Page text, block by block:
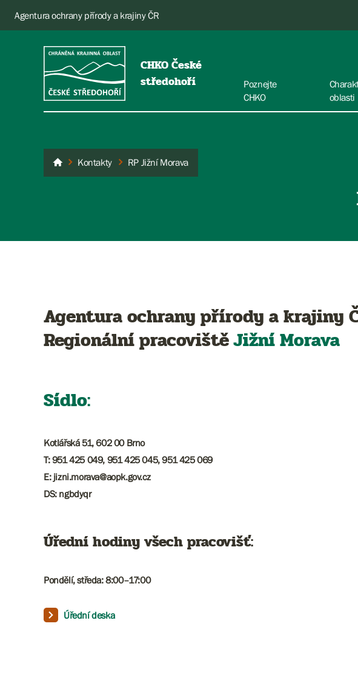
Agentura ochrany přírody a krajiny ČR
CHKO České
středohoří
Poznejte
CHKO
oblasti
České středohoří
Kontakty RP Jižní Morava
Agentura ochrany přírody a krajiny
Regionální pracovištěJižní Morava
Sídlo:
Kotlářská 51, 602 00 Brno
T: 951 425 049, 951 425 045, 951 425 069
​​​E: jizni.morava@aopk.gov.cz
DS: ngbdyqr
Úřední hodiny všech pracovišť:
Pondělí, středa: 8:00–17:00​​​​​
Úřední deska